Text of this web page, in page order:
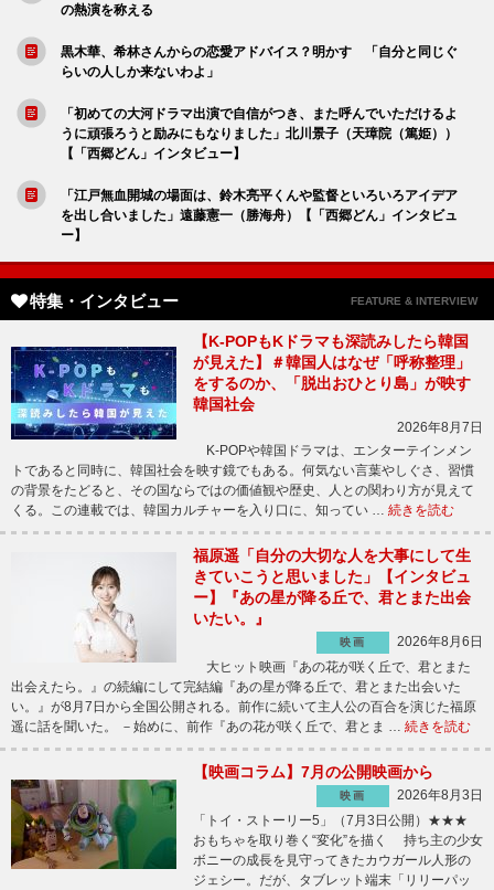
の熱演を称える
黒木華、希林さんからの恋愛アドバイス？明かす 「自分と同じぐ
らいの人しか来ないわよ」
「初めての大河ドラマ出演で自信がつき、また呼んでいただけるよ
うに頑張ろうと励みにもなりました」北川景子（天璋院（篤姫））
【「西郷どん」インタビュー】
「江戸無血開城の場面は、鈴木亮平くんや監督といろいろアイデア
を出し合いました」遠藤憲一（勝海舟）【「西郷どん」インタビュ
ー】
特集・インタビュー FEATURE & INTERVIEW
【K-POPもKドラマも深読みしたら韓国
が見えた】＃韓国人はなぜ「呼称整理」
をするのか、「脱出おひとり島」が映す
韓国社会
2026年8月7日
K-POPや韓国ドラマは、エンターテインメン
トであると同時に、韓国社会を映す鏡でもある。何気ない言葉やしぐさ、習慣
の背景をたどると、その国ならではの価値観や歴史、人との関わり方が見えて
くる。この連載では、韓国カルチャーを入り口に、知ってい … 続きを読む
福原遥「自分の大切な人を大事にして生
きていこうと思いました」【インタビュ
ー】『あの星が降る丘で、君とまた出会
いたい。』
映画
2026年8月6日
大ヒット映画『あの花が咲く丘で、君とまた
出会えたら。』の続編にして完結編『あの星が降る丘で、君とまた出会いた
い。』が8月7日から全国公開される。前作に続いて主人公の百合を演じた福原
遥に話を聞いた。 －始めに、前作『あの花が咲く丘で、君とま … 続きを読む
【映画コラム】7月の公開映画から
映画
2026年8月3日
「トイ・ストーリー5」（7月3日公開）★★★
おもちゃを取り巻く“変化”を描く 持ち主の少女
ボニーの成長を見守ってきたカウガール人形の
ジェシー。だが、タブレット端末「リリーパッ